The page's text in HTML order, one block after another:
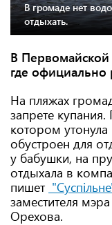
В громаде нет
отдыхать.
В
где официально
На пляжах
запрете
котором
обустроен для
у бабушки, на
отдыхала в
пишет
заместителя
Орехова.